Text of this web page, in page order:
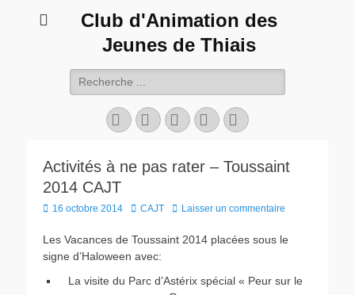
Club d'Animation des
Jeunes de Thiais
Rechercher :
Facebook
TwitterYouTubeInstagram
Tél
Activités à ne pas rater – Toussaint
2014 CAJT
Posted
16 octobre 2014 Author
CAJT Laisser un commentaire
Les Vacances de Toussaint 2014 placées sous le
signe d’Haloween avec:
La visite du Parc d’Astérix spécial « Peur sur le